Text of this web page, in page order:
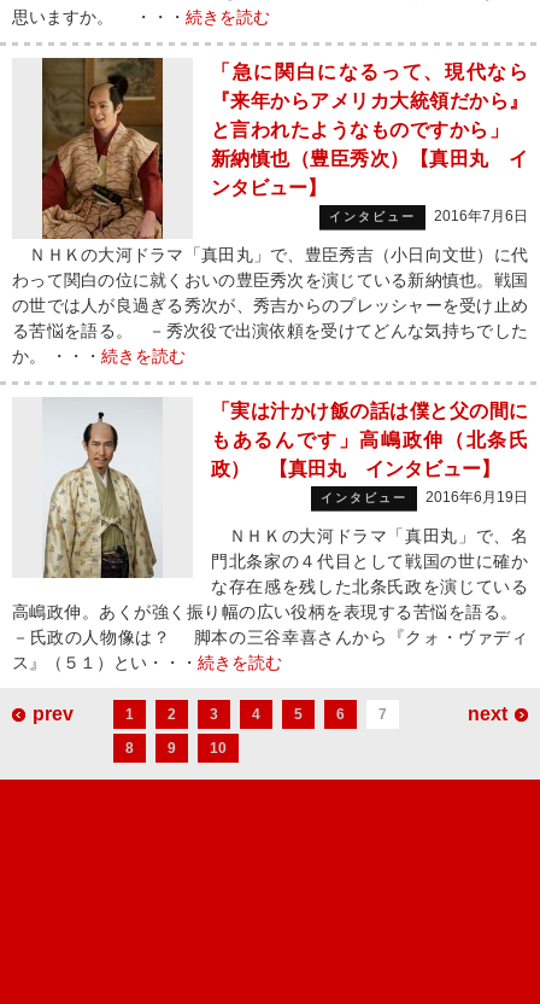
思いますか。 ・・・ 続きを読む
「急に関白になるって、現代なら
『来年からアメリカ大統領だから』
と言われたようなものですから」
新納慎也（豊臣秀次）【真田丸 イ
ンタビュー】
インタビュー 2016年7月6日
ＮＨＫの大河ドラマ「真田丸」で、豊臣秀吉（小日向文世）に代
わって関白の位に就くおいの豊臣秀次を演じている新納慎也。戦国
の世では人が良過ぎる秀次が、秀吉からのプレッシャーを受け止め
る苦悩を語る。 －秀次役で出演依頼を受けてどんな気持ちでした
か。 ・・・ 続きを読む
「実は汁かけ飯の話は僕と父の間に
もあるんです」高嶋政伸（北条氏
政） 【真田丸 インタビュー】
インタビュー 2016年6月19日
ＮＨＫの大河ドラマ「真田丸」で、名
門北条家の４代目として戦国の世に確か
な存在感を残した北条氏政を演じている
高嶋政伸。あくが強く振り幅の広い役柄を表現する苦悩を語る。
－氏政の人物像は？ 脚本の三谷幸喜さんから『クォ・ヴァディ
ス』（５１）とい・・・ 続きを読む
prev 1 2 3 4 5 6
7
8
9 10
next